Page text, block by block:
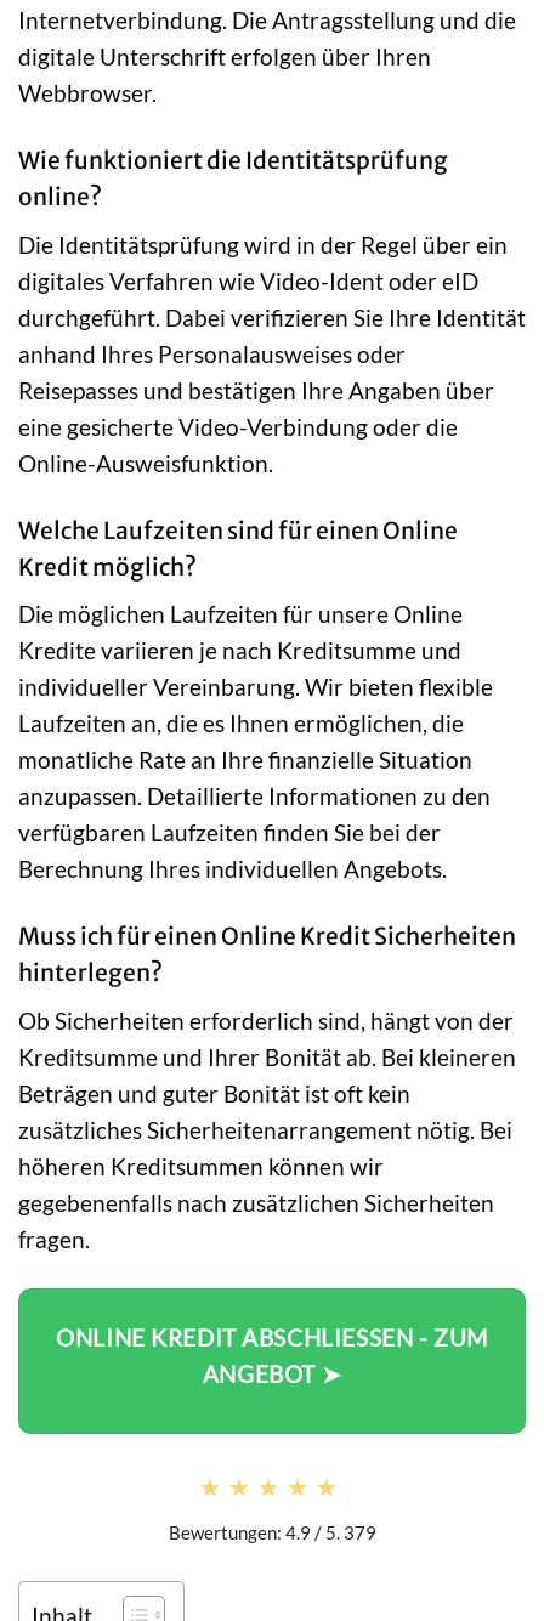
Internetverbindung. Die Antragsstellung und die
digitale Unterschrift erfolgen über Ihren
Webbrowser.
Wie funktioniert die Identitätsprüfung
online?
Die Identitätsprüfung wird in der Regel über ein
digitales Verfahren wie Video-Ident oder eID
durchgeführt. Dabei verifizieren Sie Ihre Identität
anhand Ihres Personalausweises oder
Reisepasses und bestätigen Ihre Angaben über
eine gesicherte Video-Verbindung oder die
Online-Ausweisfunktion.
Welche Laufzeiten sind für einen Online
Kredit möglich?
Die möglichen Laufzeiten für unsere Online
Kredite variieren je nach Kreditsumme und
individueller Vereinbarung. Wir bieten flexible
Laufzeiten an, die es Ihnen ermöglichen, die
monatliche Rate an Ihre finanzielle Situation
anzupassen. Detaillierte Informationen zu den
verfügbaren Laufzeiten finden Sie bei der
Berechnung Ihres individuellen Angebots.
Muss ich für einen Online Kredit Sicherheiten
hinterlegen?
Ob Sicherheiten erforderlich sind, hängt von der
Kreditsumme und Ihrer Bonität ab. Bei kleineren
Beträgen und guter Bonität ist oft kein
zusätzliches Sicherheitenarrangement nötig. Bei
höheren Kreditsummen können wir
gegebenenfalls nach zusätzlichen Sicherheiten
fragen.
ONLINE KREDIT ABSCHLIESSEN - ZUM A
NGEBOT ➤
★★★★★
★★★★★
Bewertungen: 4.9 / 5. 379